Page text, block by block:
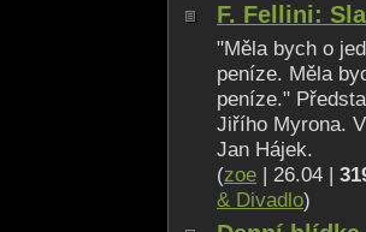
F. Fellini:
"Měla bych o
peníze. Měla
peníze."
Jiřího Myrona.
Jan Hájek.
(zoe | 26.04 |
& Divadlo)